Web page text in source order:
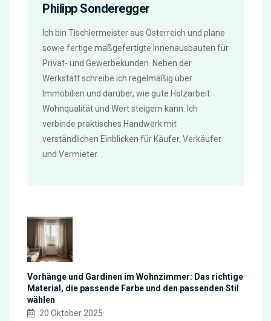
Philipp Sonderegger
Ich bin Tischlermeister aus Österreich und plane
sowie fertige maßgefertigte Innenausbauten für
Privat- und Gewerbekunden. Neben der
Werkstatt schreibe ich regelmäßig über
Immobilien und darüber, wie gute Holzarbeit
Wohnqualität und Wert steigern kann. Ich
verbinde praktisches Handwerk mit
verständlichen Einblicken für Käufer, Verkäufer
und Vermieter.
Vorhänge und Gardinen im Wohnzimmer: Das richtige
Material, die passende Farbe und den passenden Stil
wählen
20 Oktober 2025